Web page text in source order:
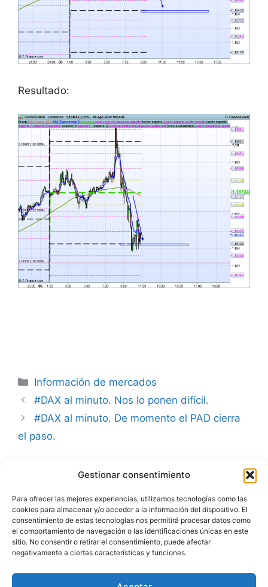
Gestionar consentimiento
Para ofrecer las mejores experiencias, utilizamos tecnologías como las
cookies para almacenar y/o acceder a la información del dispositivo. El
consentimiento de estas tecnologías nos permitirá procesar datos como
el comportamiento de navegación o las identificaciones únicas en este
sitio. No consentir o retirar el consentimiento, puede afectar
negativamente a ciertas características y funciones.
Resultado:
Categorías
Información de mercados
#DAX al minuto. Nos lo ponen difícil.
#DAX al minuto. De momento el PAD cierra
el paso.
Advertencia
Política de privacidad
Aviso legal
Política de cookies